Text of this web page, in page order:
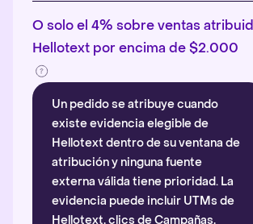
O solo el 4% sobre ventas
Hellotext por encima de $2.000
Un pedido se atribuye cuando
existe evidencia elegible de
Hellotext dentro de su ventana de
atribución y ninguna fuente
externa válida tiene prioridad. La
evidencia puede incluir UTMs de
Hellotext, clics de Campañas,